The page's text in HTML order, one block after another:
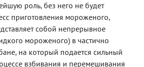
роль, без него не будет
приготовления мороженого,
собой непрерывное
мороженого) в частично
на который подается сильный
взбивания и перемешивания